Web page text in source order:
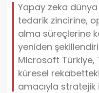
Yapay zeka
tedarik zincirine,
alma süreçlerine
yeniden
Microsoft Türkiye,
küresel
amacıyla stratejik